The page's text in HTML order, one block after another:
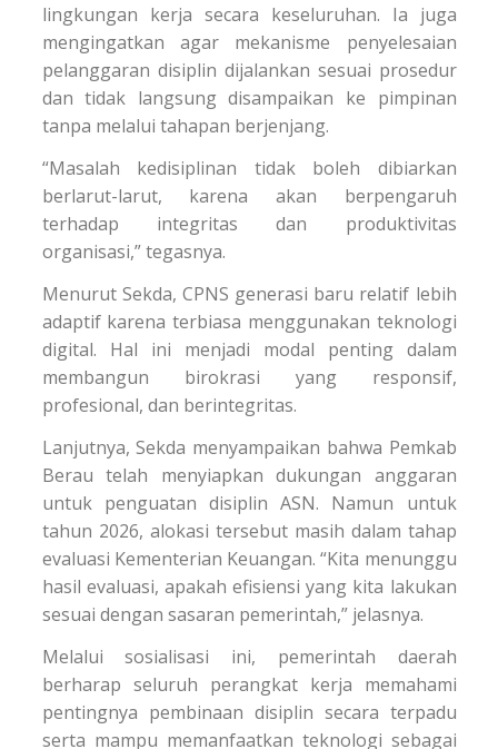
lingkungan kerja secara keseluruhan. Ia juga
mengingatkan agar mekanisme penyelesaian
pelanggaran disiplin dijalankan sesuai prosedur
dan tidak langsung disampaikan ke pimpinan
tanpa melalui tahapan berjenjang.
“Masalah kedisiplinan tidak boleh dibiarkan
berlarut-larut, karena akan berpengaruh
terhadap integritas dan produktivitas
organisasi,” tegasnya.
Menurut Sekda, CPNS generasi baru relatif lebih
adaptif karena terbiasa menggunakan teknologi
digital. Hal ini menjadi modal penting dalam
membangun birokrasi yang responsif,
profesional, dan berintegritas.
Lanjutnya, Sekda menyampaikan bahwa Pemkab
Berau telah menyiapkan dukungan anggaran
untuk penguatan disiplin ASN. Namun untuk
tahun 2026, alokasi tersebut masih dalam tahap
evaluasi Kementerian Keuangan. “Kita menunggu
hasil evaluasi, apakah efisiensi yang kita lakukan
sesuai dengan sasaran pemerintah,” jelasnya.
Melalui sosialisasi ini, pemerintah daerah
berharap seluruh perangkat kerja memahami
pentingnya pembinaan disiplin secara terpadu
serta mampu memanfaatkan teknologi sebagai